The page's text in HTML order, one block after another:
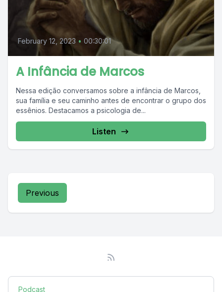
February 12, 2023 • 00:30:01
A Infância de Marcos
Nessa edição conversamos sobre a infância de Marcos,
sua família e seu caminho antes de encontrar o grupo dos
essênios. Destacamos a psicologia de...
Listen
Previous
Podcast